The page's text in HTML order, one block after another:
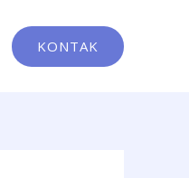
KONTAK